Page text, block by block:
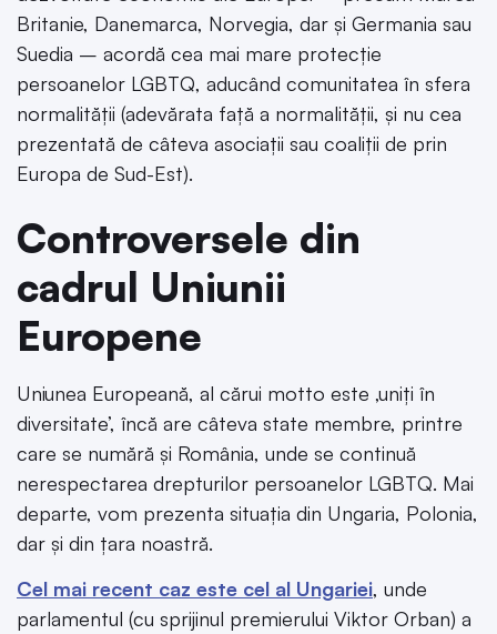
Britanie, Danemarca, Norvegia, dar și Germania sau
Suedia – acordă cea mai mare protecție
persoanelor LGBTQ, aducând comunitatea în sfera
normalității (adevărata față a normalității, și nu cea
prezentată de câteva asociații sau coaliții de prin
Europa de Sud-Est).
Controversele din
cadrul Uniunii
Europene
Uniunea Europeană, al cărui motto este ‚uniți în
diversitate’, încă are câteva state membre, printre
care se numără și România, unde se continuă
nerespectarea drepturilor persoanelor LGBTQ. Mai
departe, vom prezenta situația din Ungaria, Polonia,
dar și din țara noastră.
Cel mai recent caz este cel al Ungariei, unde
parlamentul (cu sprijinul premierului Viktor Orban) a